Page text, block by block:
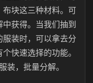
块这三种材料。可
获得。当我们抽到
装时，可以拿去分
快速选择的功能。
装，批量分解。